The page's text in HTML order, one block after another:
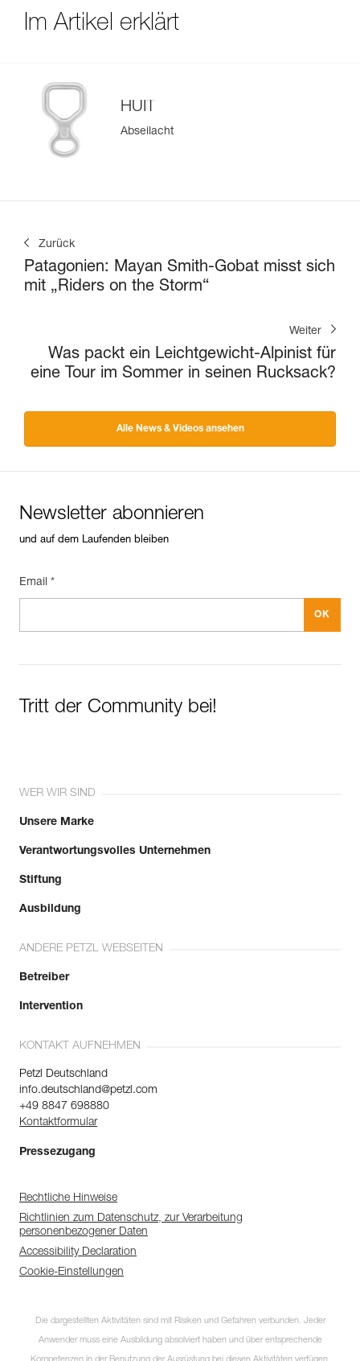
Im Artikel erklärt
HUIT
Abseilacht
Zurück
Patagonien: Mayan Smith-Gobat misst sich
mit „Riders on the Storm“
Weiter
Was packt ein Leichtgewicht-Alpinist für
eine Tour im Sommer in seinen Rucksack?
Alle News & Videos ansehen
Newsletter abonnieren
und auf dem Laufenden bleiben
Email *
Tritt der Community bei!
WER WIR SIND
Unsere Marke
Verantwortungsvolles Unternehmen
Stiftung
Ausbildung
ANDERE PETZL WEBSEITEN
Betreiber
Intervention
KONTAKT AUFNEHMEN
Petzl Deutschland
info.deutschland@petzl.com
+49 8847 698880
Kontaktformular
Pressezugang
Rechtliche Hinweise
Richtlinien zum Datenschutz, zur Verarbeitung
personenbezogener Daten
Accessibility Declaration
Cookie-Einstellungen
Die dargestellten Aktivitäten sind mit Risiken und Gefahren verbunden. Jeder
Anwender muss eine Ausbildung absolviert haben und über entsprechende